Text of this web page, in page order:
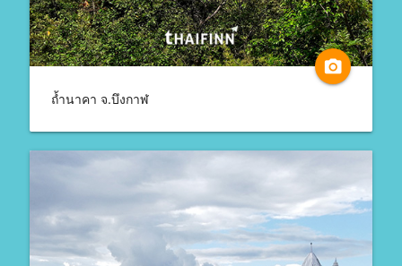
camera_alt
ถ้ำนาคา จ.บึงกาฬ